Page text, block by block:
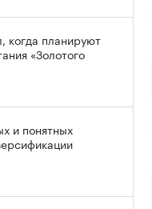
когда планируют
«Золотого
и понятных